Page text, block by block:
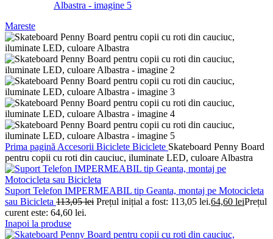
Mareste
Prima pagină Accesorii Biciclete Biciclete Skateboard Penny Board
pentru copii cu roti din cauciuc, iluminate LED, culoare Albastra
Suport Telefon IMPERMEABIL tip Geanta, montaj pe Motocicleta
sau Bicicleta 113,05lei Prețul inițial a fost: 113,05 lei.64,60 leiPrețul
curent este: 64,60 lei.
Inapoi la produse